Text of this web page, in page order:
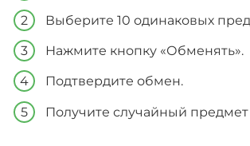
Выберите 10 одинаковых
Нажмите кнопку «Обменять».
Подтвердите обмен.
Получите случайный